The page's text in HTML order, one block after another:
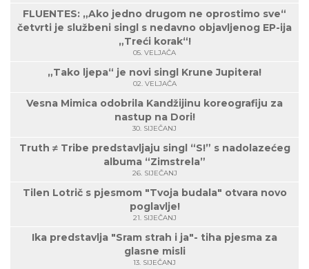
FLUENTES: „Ako jedno drugom ne oprostimo sve“
četvrti je službeni singl s nedavno objavljenog EP-ija
„Treći korak“!
05. VELJAČA
„Tako ljepa“ je novi singl Krune Jupitera!
02. VELJAČA
Vesna Mimica odobrila Kandžijinu koreografiju za
nastup na Dori!
30. SIJEČANJ
Truth ≠ Tribe predstavljaju singl “S!” s nadolazećeg
albuma “Zimstrela”
26. SIJEČANJ
Tilen Lotrič s pjesmom "Tvoja budala" otvara novo
poglavlje!
21. SIJEČANJ
Ika predstavlja "Sram strah i ja"- tiha pjesma za
glasne misli
13. SIJEČANJ